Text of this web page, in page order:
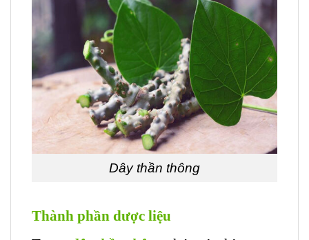
Dây thần thông
Thành phần dược liệu